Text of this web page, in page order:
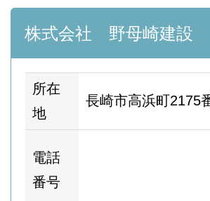
株式会社 野母崎建設
所在
地
長崎市高浜町2175
電話
番号